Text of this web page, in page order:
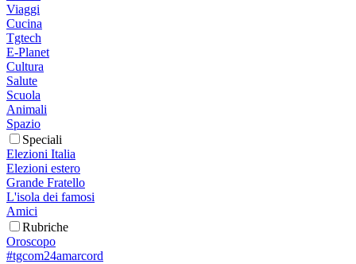
Viaggi
Cucina
Tgtech
E-Planet
Cultura
Salute
Scuola
Animali
Spazio
Speciali
Elezioni Italia
Elezioni estero
Grande Fratello
L'isola dei famosi
Amici
Rubriche
Oroscopo
#tgcom24amarcord